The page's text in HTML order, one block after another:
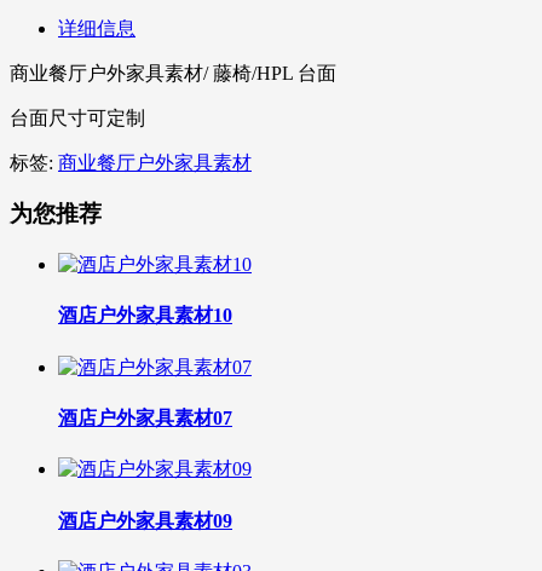
详细信息
商业餐厅户外家具素材/ 藤椅/HPL 台面
台面尺寸可定制
标签: 商业餐厅户外家具素材
为您推荐
酒店户外家具素材10
酒店户外家具素材07
酒店户外家具素材09